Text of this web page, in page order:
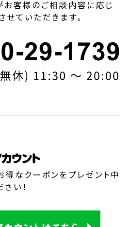
お客様のご相談内容に応じ
せていただきます。
得なクーポンをプレゼント中
い！